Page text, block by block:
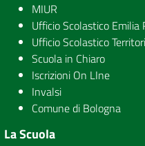
MIUR
Ufficio Scolastico Emilia
Ufficio Scolastico
Scuola in Chiaro
Iscrizioni On LIne
Invalsi
Comune di Bologna
La Scuola